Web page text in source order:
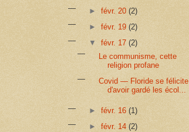
► févr. 20 (2)
► févr. 19 (2)
▼ févr. 17 (2)
Le communisme, cette
religion profane
Covid — Floride se félicite
d'avoir gardé les écol...
► févr. 16 (1)
► févr. 14 (2)